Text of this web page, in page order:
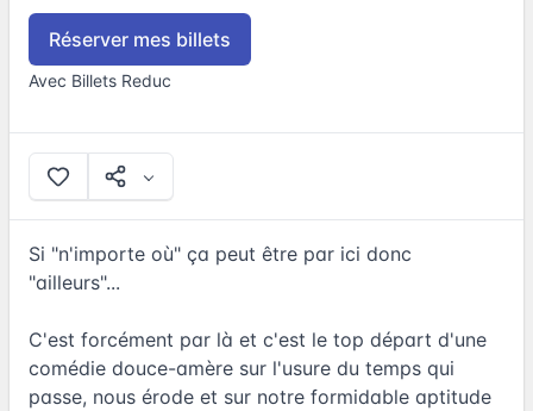
Réserver mes billets
Avec Billets Reduc
Si "n'importe où" ça peut être par ici donc
"ailleurs"...
C'est forcément par là et c'est le top départ d'une
comédie douce-amère sur l'usure du temps qui
passe, nous érode et sur notre formidable aptitude